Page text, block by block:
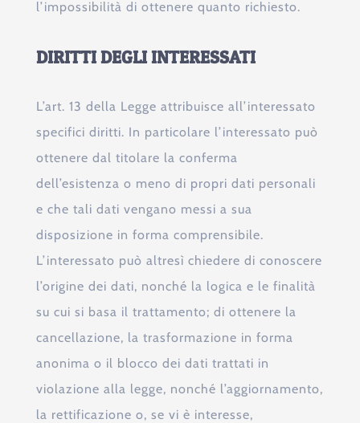
l’impossibilità di ottenere quanto richiesto.
DIRITTI DEGLI INTERESSATI
L’art. 13 della Legge attribuisce all’interessato
specifici diritti. In particolare l’interessato può
ottenere dal titolare la conferma
dell’esistenza o meno di propri dati personali
e che tali dati vengano messi a sua
disposizione in forma comprensibile.
L’interessato può altresì chiedere di conoscere
l’origine dei dati, nonché la logica e le finalità
su cui si basa il trattamento; di ottenere la
cancellazione, la trasformazione in forma
anonima o il blocco dei dati trattati in
violazione alla legge, nonché l’aggiornamento,
la rettificazione o, se vi è interesse,